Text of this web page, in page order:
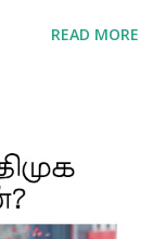
இதை ஒரு
அபாண்டமான
காலத்தில்
READ MORE